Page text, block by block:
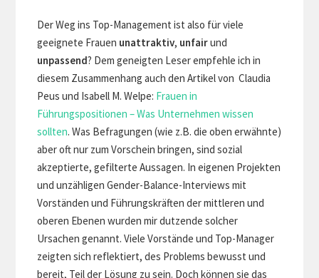
Der Weg ins Top-Management ist also für viele
geeignete Frauen unattraktiv, unfairund
unpassend? Dem geneigten Leser empfehle ich in
diesem Zusammenhang auch den Artikel von Claudia
Peus und Isabell M. Welpe: Frauen in
Führungspositionen – Was Unternehmen wissen
sollten. Was Befragungen (wie z.B. die oben erwähnte)
aber oft nur zum Vorschein bringen, sind sozial
akzeptierte, gefilterte Aussagen. In eigenen Projekten
und unzähligen Gender-Balance-Interviews mit
Vorständen und Führungskräften der mittleren und
oberen Ebenen wurden mir dutzende solcher
Ursachen genannt. Viele Vorstände und Top-Manager
zeigten sich reflektiert, des Problems bewusst und
bereit, Teil der Lösung zu sein. Doch können sie das